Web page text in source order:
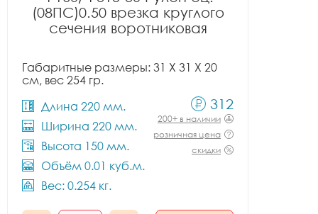
(08ПС)0.50 врезка круглого
сечения воротниковая
Габаритные размеры: 31 X 31 X 20
см, вес 254 гр.
Длина 220 мм.
Ширина 220 мм.
Высота 150 мм.
Объём 0.01 куб.м.
Вес: 0.254 кг.
312
200+ в наличии
розничная цена
скидки